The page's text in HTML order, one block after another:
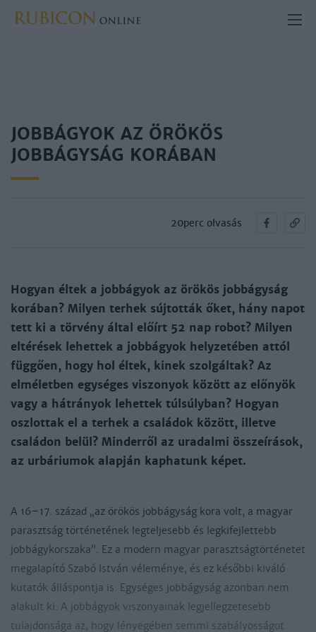
JOBBÁGYOK AZ ÖRÖKÖS
JOBBÁGYSÁG KORÁBAN
20perc olvasás
Hogyan éltek a jobbágyok az örökös jobbágyság
korában? Milyen terhek sújtották őket, hány napot
tett ki a törvény által előírt 52 nap robot? Milyen
eltérések lehettek a jobbágyok helyzetében attól
függően, hogy hol éltek, kinek szolgáltak? Az
elméletben egységes viszonyok között az előnyök
vagy a hátrányok lehettek túlsúlyban? Hogyan
oszlottak el a terhek a családok között, illetve
családon belül? Minderről az uradalmi összeírások,
az urbáriumok alapján kaphatunk képet.
A 16–17. század „az örökös jobbágyság kora volt, a magyar
parasztság történetének legteljesebb és legkifejlettebb
jobbágykorszaka”. Ez a modern magyar parasztságtörténetet
megalapító Szabó István véleménye, és ez későbbi kiváló
kutatók álláspontja is. Egységes jobbágyság azonban nem
alakult ki. A jobbágyok viszonyainak legjellegzetesebb
tulajdonsága az, hogy lényegében semmi szabályosságot